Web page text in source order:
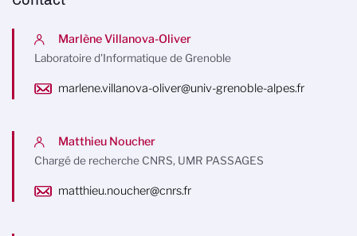
Marlène Villanova-Oliver
Laboratoire d'Informatique de Grenoble
marlene.villanova-oliver@univ-grenoble-alpes.fr
Matthieu Noucher
Chargé de recherche CNRS, UMR PASSAGES
matthieu.noucher@cnrs.fr